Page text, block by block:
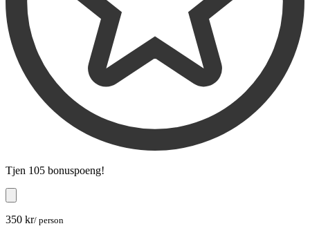
Tjen 105 bonuspoeng!
350 kr/ person